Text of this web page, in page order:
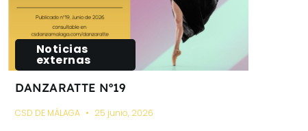
Noticias
externas
DANZARATTE Nº19
CSD DE MÁLAGA 25 junio, 2026